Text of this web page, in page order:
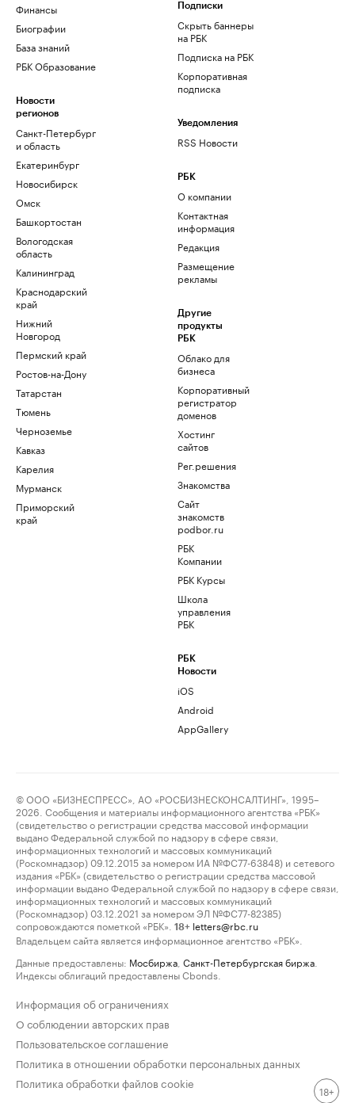
Финансы
Биографии
База знаний
РБК Образование
Новости
регионов
Санкт-Петербург
и область
Екатеринбург
Новосибирск
Омск
Башкортостан
Вологодская
область
Калининград
Краснодарский
край
Нижний
Новгород
Пермский край
Ростов-на-Дону
Татарстан
Тюмень
Черноземье
Кавказ
Карелия
Мурманск
Приморский
край
Подписки
Скрыть баннеры
на РБК
Подписка на РБК
Корпоративная
подписка
Уведомления
RSS Новости
РБК
О компании
Контактная
информация
Редакция
Размещение
рекламы
Другие
продукты
РБК
Облако для
бизнеса
Корпоративный
регистратор
доменов
Хостинг
сайтов
Рег.решения
Знакомства
Сайт
знакомств
podbor.ru
РБК
Компании
РБК Курсы
Школа
управления
РБК
РБК
Новости
iOS
Android
AppGallery
© ООО «БИЗНЕСПРЕСС», АО «РОСБИЗНЕСКОНСАЛТИНГ», 1995–
2026. Сообщения и материалы информационного агентства «РБК»
(свидетельство о регистрации средства массовой информации
выдано Федеральной службой по надзору в сфере связи,
информационных технологий и массовых коммуникаций
(Роскомнадзор) 09.12.2015 за номером ИА №ФС77-63848) и сетевого
издания «РБК» (свидетельство о регистрации средства массовой
информации выдано Федеральной службой по надзору в сфере связи,
информационных технологий и массовых коммуникаций
(Роскомнадзор) 03.12.2021 за номером ЭЛ №ФС77-82385)
сопровождаются пометкой «РБК».
18+ letters@rbc.ru
Владельцем сайта является информационное агентство «РБК».
Данные предоставлены: Мосбиржа Санкт-Петербургская биржа
Индексы облигаций предоставлены Cbonds.
Информация об ограничениях
О соблюдении авторских прав
Пользовательское соглашение
Политика в отношении обработки персональных данных
Политика обработки файлов cookie
18+